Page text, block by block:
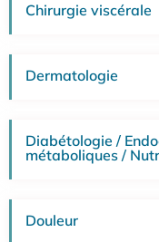
Chirurgie viscérale
Dermatologie
Diabétologie /
métaboliques /
Douleur